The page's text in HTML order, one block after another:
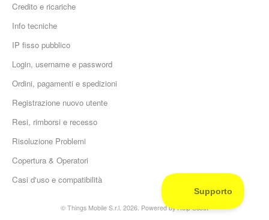
Credito e ricariche
Info tecniche
IP fisso pubblico
Login, username e password
Ordini, pagamenti e spedizioni
Registrazione nuovo utente
Resi, rimborsi e recesso
Risoluzione Problemi
Copertura & Operatori
Casi d'uso e compatibilità
© Things Mobile S.r.l. 2026. Powered byHelp Scout